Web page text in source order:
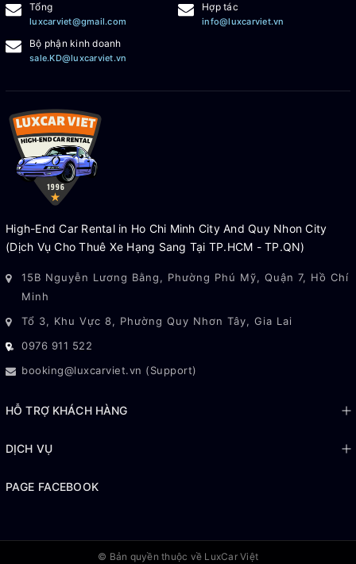
Tổng
luxcarviet@gmail.com
Hợp tác
info@luxcarviet.vn
Bộ phận kinh doanh
sale.KD@luxcarviet.vn
High-End Car Rental in Ho Chi Minh City And Quy Nhon City
(Dịch Vụ Cho Thuê Xe Hạng Sang Tại TP.HCM - TP.QN)
15B Nguyễn Lương Bằng, Phường Phú Mỹ, Quận 7, Hồ Chí
Minh
Tổ 3, Khu Vực 8, Phường Quy Nhơn Tây, Gia Lai
0976 911 522
booking@luxcarviet.vn (Support)
HỖ TRỢ KHÁCH HÀNG
DỊCH VỤ
PAGE FACEBOOK
© Bản quyền thuộc về LuxCar Việt